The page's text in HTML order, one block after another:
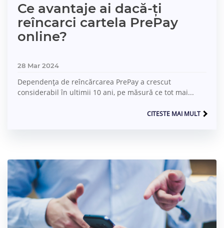
Ce avantaje ai dacă-ți
reîncarci cartela PrePay
online?
28 Mar 2024
Dependența de reîncărcarea PrePay a crescut
considerabil în ultimii 10 ani, pe măsură ce tot mai...
CITESTE MAI MULT